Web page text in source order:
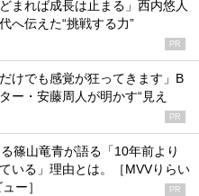
まれば成長は止まる」西内悠人
へ伝えた“挑戦する力”
PR
けでも感覚が狂ってきます」B
ー・安藤周人が明かす“見え
PR
篠山竜青が語る「10年前より
いる」理由とは。［MVVりらい
ー］
PR